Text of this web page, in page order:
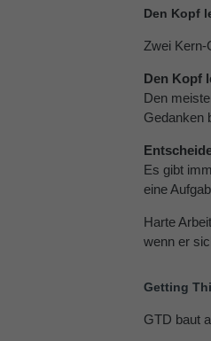
Den Kopf
Zwei Kern-
Den Kopf
Den
Gedanken
Es gibt
eine
Harte
wenn er
Getting
GTD baut